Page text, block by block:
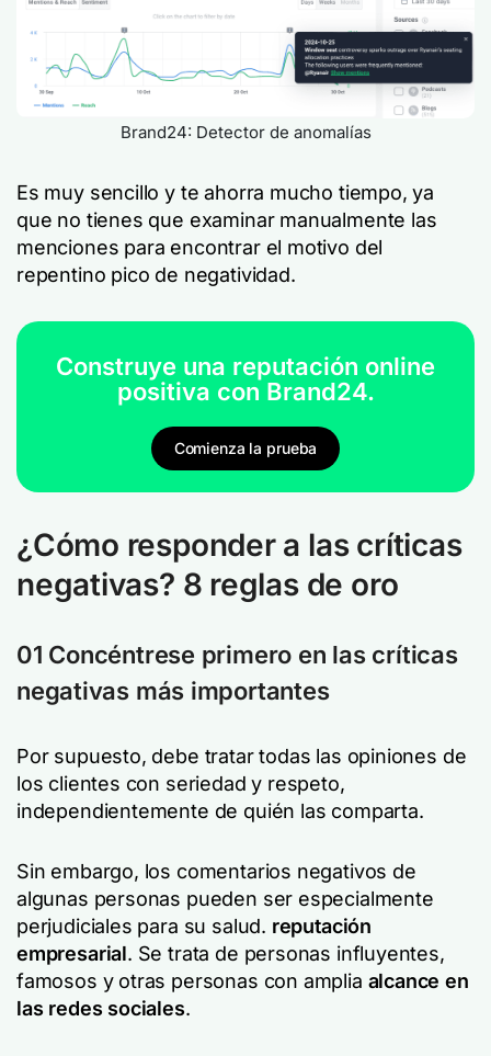
Brand24: Detector de anomalías
Es muy sencillo y te ahorra mucho tiempo, ya
que no tienes que examinar manualmente las
menciones para encontrar el motivo del
repentino pico de negatividad.
Construye una reputación online
positiva con Brand24.
Comienza la prueba
¿Cómo responder a las críticas
negativas? 8 reglas de oro
01 Concéntrese primero en las críticas
negativas más importantes
Por supuesto, debe tratar todas las opiniones de
los clientes con seriedad y respeto,
independientemente de quién las comparta.
Sin embargo, los comentarios negativos de
algunas personas pueden ser especialmente
perjudiciales para su salud. reputación
empresarial. Se trata de personas influyentes,
famosos y otras personas con amplia alcance en
las redes sociales.